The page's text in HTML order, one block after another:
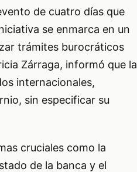
de cuatro días que
se enmarca en un
trámites burocráticos
Zárraga, informó que la
internacionales,
sin especificar su
cruciales como la
de la banca y el